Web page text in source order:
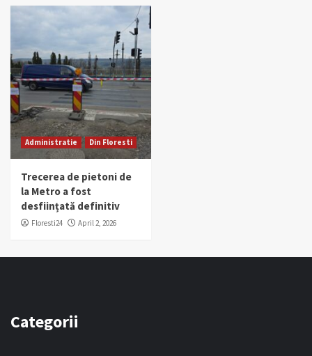
Administratie Din Floresti
Trecerea de pietoni de
la Metro a fost
desființată definitiv
Floresti24 April 2, 2026
Categorii